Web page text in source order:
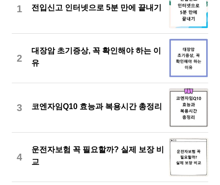
1 전입신고 인터넷으로 5분 만에 끝내기
2
대장암 초기증상, 꼭 확인해야 하는 이
유
3 코엔자임Q10 효능과 복용시간 총정리
4
운전자보험 꼭 필요할까? 실제 보장 비
교